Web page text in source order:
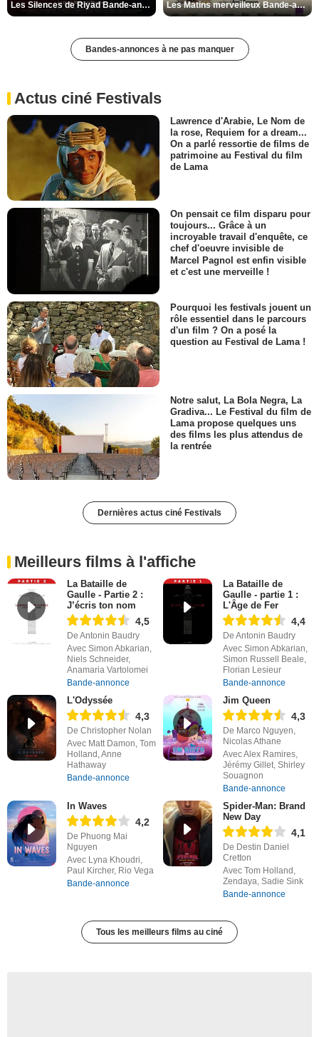
Les Silences de Riyad Bande-annonce VO STFR Les Matins merveilleux Bande-annonce VF
Bandes-annonces à ne pas manquer
Actus ciné Festivals
Lawrence d'Arabie, Le Nom de
la rose, Requiem for a dream...
On a parlé ressortie de films de
patrimoine au Festival du film
de Lama
On pensait ce film disparu pour
toujours... Grâce à un
incroyable travail d'enquête, ce
chef d'oeuvre invisible de
Marcel Pagnol est enfin visible
et c'est une merveille !
Pourquoi les festivals jouent un
rôle essentiel dans le parcours
d'un film ? On a posé la
question au Festival de Lama !
Notre salut, La Bola Negra, La
Gradiva... Le Festival du film de
Lama propose quelques uns
des films les plus attendus de
la rentrée
Dernières actus ciné Festivals
Meilleurs films à l'affiche
La Bataille de
Gaulle - Partie 2 :
J’écris ton nom
4,5
De Antonin Baudry
Avec Simon Abkarian,
Niels Schneider,
Anamaria Vartolomei
Bande-annonce
La Bataille de
Gaulle - partie 1 :
L'Âge de Fer
4,4
De Antonin Baudry
Avec Simon Abkarian,
Simon Russell Beale,
Florian Lesieur
Bande-annonce
L'Odyssée
4,3
De Christopher Nolan
Avec Matt Damon, Tom
Holland, Anne
Hathaway
Bande-annonce
Jim Queen
4,3
De Marco Nguyen,
Nicolas Athane
Avec Alex Ramires,
Jérémy Gillet, Shirley
Souagnon
Bande-annonce
In Waves
4,2
De Phuong Mai
Nguyen
Avec Lyna Khoudri,
Paul Kircher, Rio Vega
Bande-annonce
Spider-Man: Brand
New Day
4,1
De Destin Daniel
Cretton
Avec Tom Holland,
Zendaya, Sadie Sink
Bande-annonce
Tous les meilleurs films au ciné